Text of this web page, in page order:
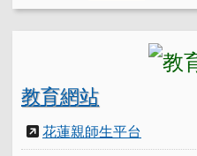
教育網站
花蓮親師生平台